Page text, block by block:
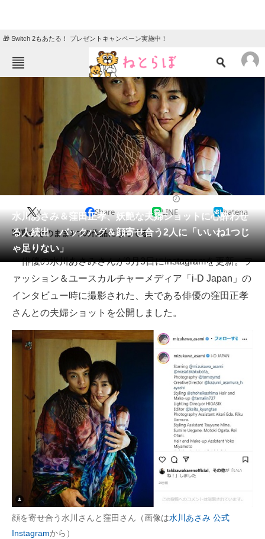
🎁 Switch 2もあたる！ プレゼントキャンペーン実施中！
ニュース
エンタメ クイズ
地域
教育・育児
リサーチ
会員記事
メディア
注目記事を集めた総合ページ
ITの今と未来を見通す
スマホと通信の最新トレンド
進化するPCとデバイスの未来
好きが集まる 比べて選べる
ビジネスと働き方のヒント
AI活用のいまが分かる
企業ITのトレンドを詳説
経営リーダーのコミュニティ
マーケ×ITの今がよく分かる
ITエンジニア向け専門サイト
水川あさみ＆窪田正孝、妖艶な夫婦ショットに心酔わせ
る人続出 バックハグ＆顔寄せ合う2人に「いいね1つじ
ゃ足りない」
X Share LINE hatena
写真がそのまま1つの作品になってる。
俳優の水川あさみさんが9月3日にInstagramを更新。フ
ァッション＆ユースカルチャーメディア「i-D Japan」の
インタビュー時に撮影された、夫である俳優の窪田正孝
さんとの夫婦ショットを公開しました。
顔を寄せ合う水川さんと窪田さん（画像は水川あさみ 公式
Instagramから）